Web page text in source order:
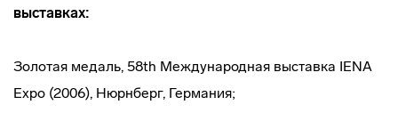
выставках:
Золотая медаль, 58th Международная выставка IENA
Expo (2006), Нюрнберг, Германия;